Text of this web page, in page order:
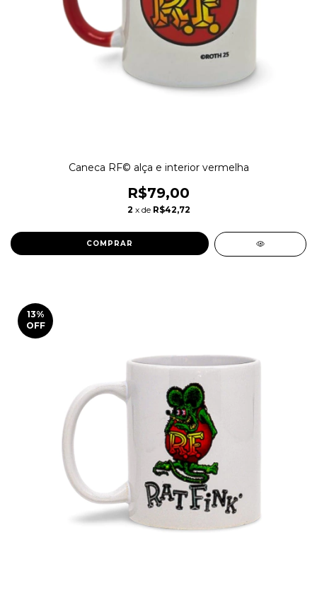
Caneca RF© alça e interior vermelha
R$79,00
2 x de R$42,72
13%
OFF